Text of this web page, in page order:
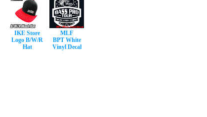
IKE Store
Logo B/W/R
Hat
MLF
BPT White
Vinyl Decal